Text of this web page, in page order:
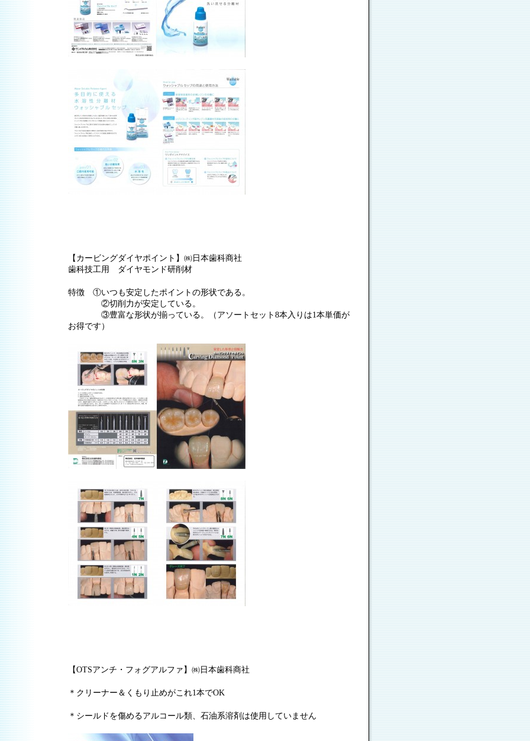
【カービングダイヤポイント】㈱日本歯科商社
歯科技工用 ダイヤモンド研削材
特徴 ①いつも安定したポイントの形状である。
②切削力が安定している。
③豊富な形状が揃っている。（アソートセット8本入りは1本単価が
お得です）
【OTSアンチ・フォグアルファ】㈱日本歯科商社
＊クリーナー＆くもり止めがこれ1本でOK
＊シールドを傷めるアルコール類、石油系溶剤は使用していません